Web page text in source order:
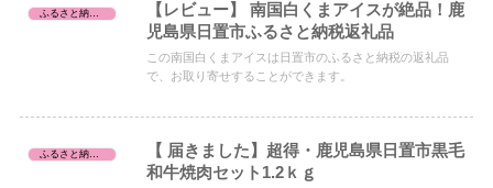
ふるさと納税レビュー
【レビュー】 南国白くまアイスが絶品！鹿
児島県日置市ふるさと納税返礼品
この南国白くまアイスは日置市のふるさと納税の返礼品
で、お取り寄せすることができます。
ふるさと納税レビュー
【 届きました】超得・鹿児島県日置市黒毛
和牛焼肉セット1.2ｋｇ